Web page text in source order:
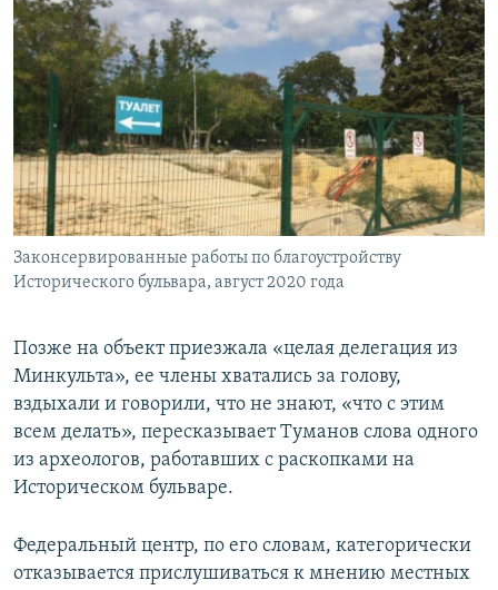
Законсервированные работы по благоустройству
Исторического бульвара, август 2020 года
Позже на объект приезжала «целая делегация из
Минкульта», ее члены хватались за голову,
вздыхали и говорили, что не знают, «что с этим
всем делать», пересказывает Туманов слова одного
из археологов, работавших с раскопками на
Историческом бульваре.
Федеральный центр, по его словам, категорически
отказывается прислушиваться к мнению местных